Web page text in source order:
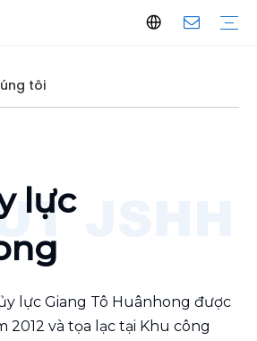
tôi
lực
lực Giang Tô Huânhong được
2012 và tọa lạc tại Khu công